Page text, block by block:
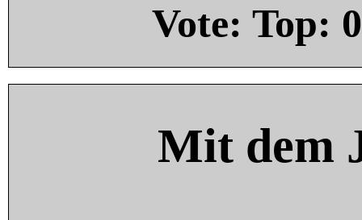
Vote: Top: 0
Mit dem